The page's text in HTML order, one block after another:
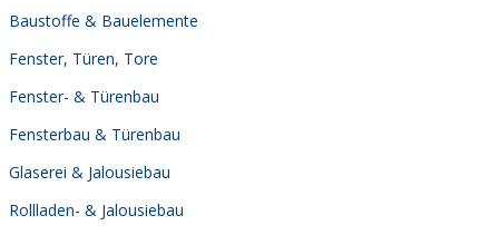
Baustoffe & Bauelemente
Fenster, Türen, Tore
Fenster- & Türenbau
Fensterbau & Türenbau
Glaserei & Jalousiebau
Rollladen- & Jalousiebau